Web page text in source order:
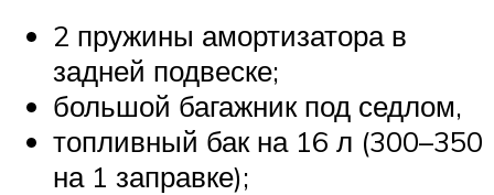
2 пружины амортизатора в
задней подвеске;
большой багажник под седлом,
топливный бак на 16 л (300–350
на 1 заправке);